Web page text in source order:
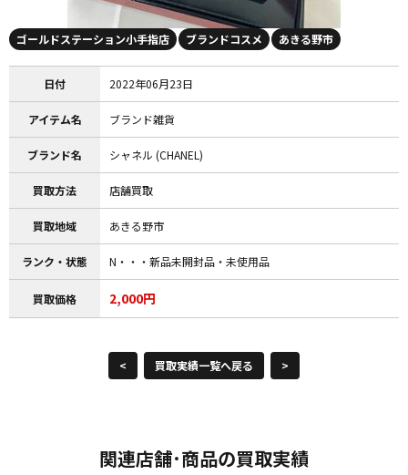
ゴールドステーション小手指店 ブランドコスメ あきる野市
日付 2022年06月23日
アイテム名 ブランド雑貨
ブランド名 シャネル (CHANEL)
買取方法 店舗買取
買取地域 あきる野市
ランク・状態 N・・・新品未開封品・未使用品
買取価格 2,000円
< 買取実績一覧へ戻る >
関連店舗･商品の買取実績